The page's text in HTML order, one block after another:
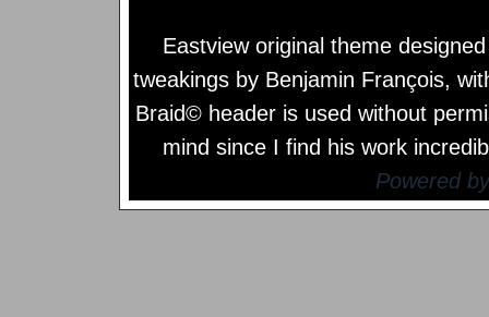
Eastview original theme
tweakings by Benjamin François,
Braid© header is used without
mind since I find his work
Powered